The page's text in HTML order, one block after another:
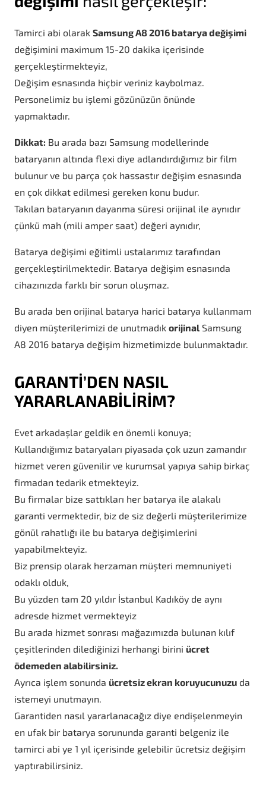
Tamirci abi olarak Samsung A8 2016 batarya değişimi
değişimini maximum 15-20 dakika içerisinde
gerçekleştirmekteyiz,
Değişim esnasında hiçbir veriniz kaybolmaz.
Personelimiz bu işlemi gözünüzün önünde
yapmaktadır.
Dikkat: Bu arada bazı Samsung modellerinde
bataryanın altında flexi diye adlandırdığımız bir film
bulunur ve bu parça çok hassastır değişim esnasında
en çok dikkat edilmesi gereken konu budur.
Takılan bataryanın dayanma süresi orijinal ile aynıdır
çünkü mah (mili amper saat) değeri aynıdır,
Batarya değişimi eğitimli ustalarımız tarafından
gerçekleştirilmektedir. Batarya değişim esnasında
cihazınızda farklı bir sorun oluşmaz.
Bu arada ben orijinal batarya harici batarya kullanmam
diyen müşterilerimizi de unutmadık orijinal Samsung
A8 2016 batarya değişim hizmetimizde bulunmaktadır.
GARANTİ’DEN NASIL
YARARLANABİLİRİM?
Evet arkadaşlar geldik en önemli konuya;
Kullandığımız bataryaları piyasada çok uzun zamandır
hizmet veren güvenilir ve kurumsal yapıya sahip birkaç
firmadan tedarik etmekteyiz.
Bu firmalar bize sattıkları her batarya ile alakalı
garanti vermektedir, biz de siz değerli müşterilerimize
gönül rahatlığı ile bu batarya değişimlerini
yapabilmekteyiz.
Biz prensip olarak herzaman müşteri memnuniyeti
odaklı olduk,
Bu yüzden tam 20 yıldır İstanbul Kadıköy de aynı
adresde hizmet vermekteyiz
Bu arada hizmet sonrası mağazımızda bulunan kılıf
çeşitlerinden dilediğinizi herhangi birini ücret
ödemeden alabilirsiniz.
Ayrıca işlem sonunda ücretsiz ekran koruyucunuzu da
istemeyi unutmayın.
Garantiden nasıl yararlanacağız diye endişelenmeyin
en ufak bir batarya sorununda garanti belgeniz ile
tamirci abi ye 1 yıl içerisinde gelebilir ücretsiz değişim
yaptırabilirsiniz.